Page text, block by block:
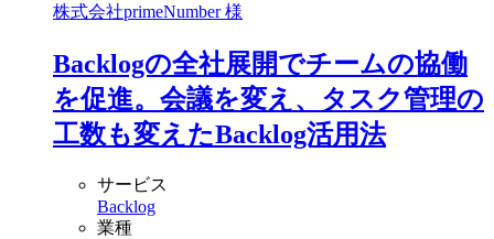
株式会社primeNumber 様
Backlogの全社展開でチームの協働
を促進。会議を変え、タスク管理の
工数も変えたBacklog活用法
サービス
Backlog
業種